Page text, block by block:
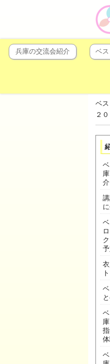
兵庫の交流会紹介 ベ
ベ
２
介